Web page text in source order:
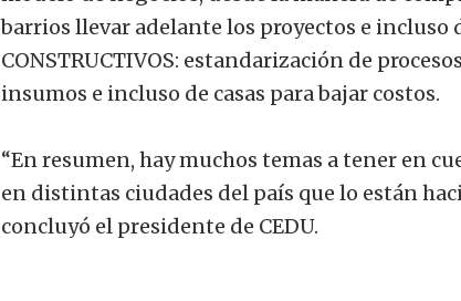
barrios llevar adelante los proyectos e incluso
CONSTRUCTIVOS: estandarización de
insumos e incluso de casas para bajar costos.
“En resumen, hay muchos temas a tener en
en distintas ciudades del país que lo están
concluyó el presidente de CEDU.